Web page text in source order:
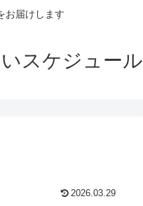
お届けします
スケジュール
2026.03.29